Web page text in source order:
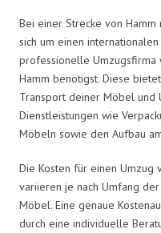
Bei einer Strecke von Hamm
sich um einen
professionelle Umzugsfirma
Hamm benötigst. Diese
Transport deiner Möbel und
Dienstleistungen wie
Möbeln sowie den Aufbau
Die Kosten für einen Umzug
variieren je nach Umfang
Möbel. Eine genaue
durch eine individuelle